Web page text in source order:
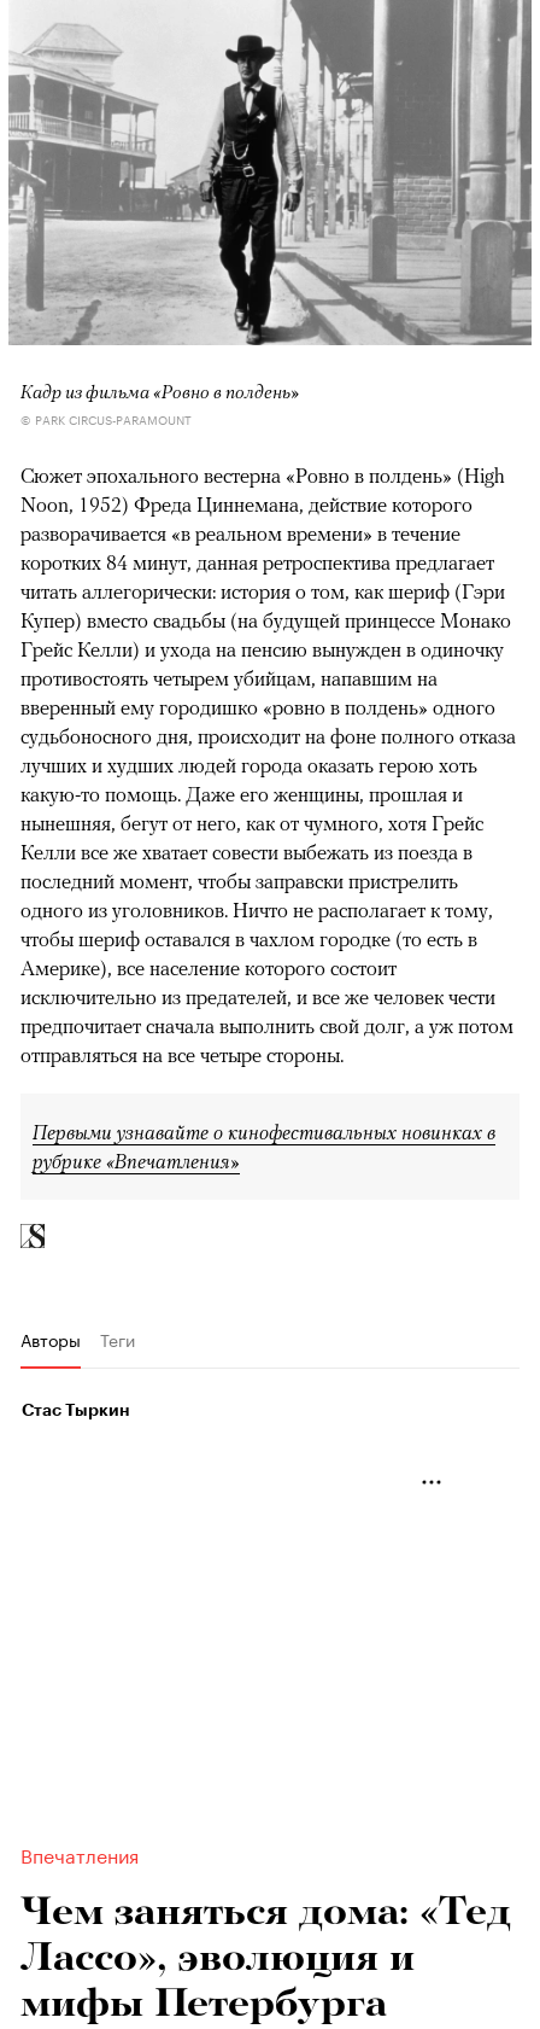
Кадр из фильма «Ровно в полдень»
© PARK CIRCUS-PARAMOUNT
Сюжет эпохального вестерна «Ровно в полдень» (High
Noon, 1952) Фреда Циннемана, действие которого
разворачивается «в реальном времени» в течение
коротких 84 минут, данная ретроспектива предлагает
читать аллегорически: история о том, как шериф (Гэри
Купер) вместо свадьбы (на будущей принцессе Монако
Грейс Келли) и ухода на пенсию вынужден в одиночку
противостоять четырем убийцам, напавшим на
вверенный ему городишко «ровно в полдень» одного
судьбоносного дня, происходит на фоне полного отказа
лучших и худших людей города оказать герою хоть
какую-то помощь. Даже его женщины, прошлая и
нынешняя, бегут от него, как от чумного, хотя Грейс
Келли все же хватает совести выбежать из поезда в
последний момент, чтобы заправски пристрелить
одного из уголовников. Ничто не располагает к тому,
чтобы шериф оставался в чахлом городке (то есть в
Америке), все население которого состоит
исключительно из предателей, и все же человек чести
предпочитает сначала выполнить свой долг, а уж потом
отправляться на все четыре стороны.
Первыми узнавайте о кинофестивальных новинках в
рубрике «Впечатления»
Авторы Теги
Стас Тыркин
Впечатления
Чем заняться дома: «Тед
Лассо», эволюция и
мифы Петербурга